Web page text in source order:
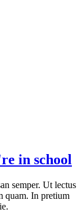
in school
semper. Ut lectus
quam. In pretium